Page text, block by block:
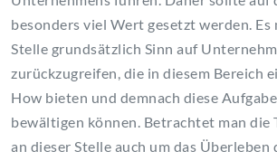
besonders viel Wert gesetzt werden. Es
Stelle grundsätzlich Sinn auf
zurückzugreifen, die in diesem Bereich
How bieten und demnach diese
bewältigen können. Betrachtet man die
an dieser Stelle auch um das Überleben